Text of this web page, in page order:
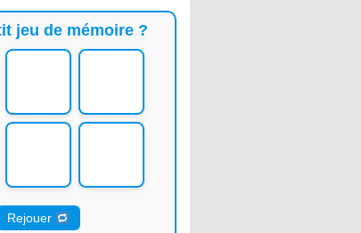
jeu de mémoire ?
Rejouer